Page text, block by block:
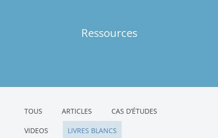
Ressources
TOUS ARTICLES CAS D’ÉTUDES
VIDEOS LIVRES BLANCS